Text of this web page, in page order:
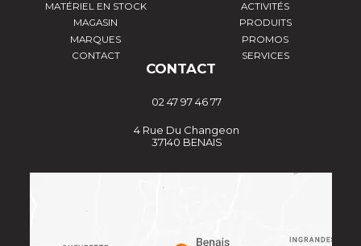
MATÉRIEL EN STOCK
ACTIVITÉS
MAGASIN
PRODUITS
MARQUES
PROMOS
CONTACT
SERVICES
CONTACT
02 47 97 46 77
4 Rue Du Changeon
37140 BENAIS